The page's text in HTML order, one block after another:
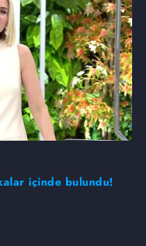
içinde bulundu!